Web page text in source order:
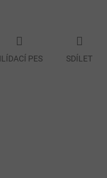
PES SDÍLET